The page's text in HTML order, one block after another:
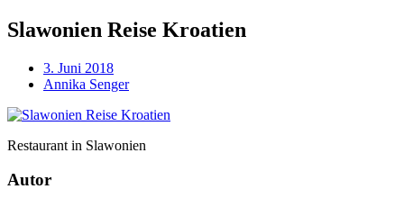
Slawonien Reise Kroatien
3. Juni 2018
Annika Senger
Restaurant in Slawonien
Autor